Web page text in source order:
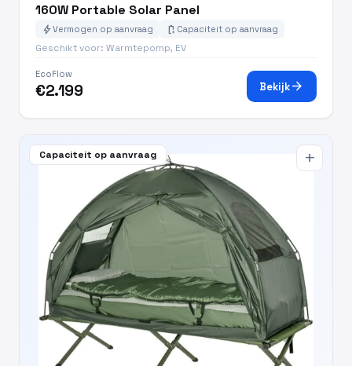
160W Portable Solar Panel
boltVermogen op aanvraag battery_charging_full Capaciteit op aanvraag
Geschikt voor: Warmtepomp, EV
EcoFlow
€2.199 Bekijkarrow_forward
Capaciteit op aanvraag add